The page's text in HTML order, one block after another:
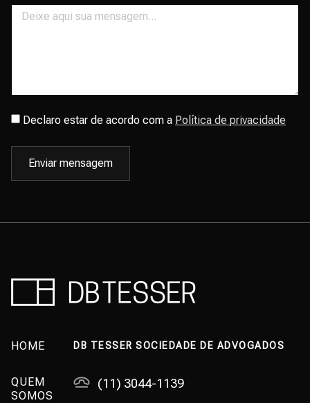
Declaro estar de acordo com a Política de privacidade
Enviar mensagem
HOME
QUEM
SOMOS
DB TESSER SOCIEDADE DE ADVOGADOS
(11) 3044-1139